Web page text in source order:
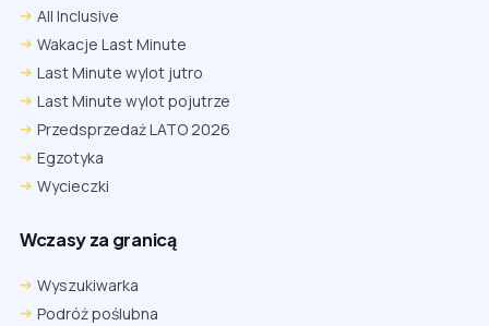
All Inclusive
Wakacje Last Minute
Last Minute wylot jutro
Last Minute wylot pojutrze
Przedsprzedaż LATO 2026
Egzotyka
Wycieczki
Wczasy za granicą
Wyszukiwarka
Podróż poślubna